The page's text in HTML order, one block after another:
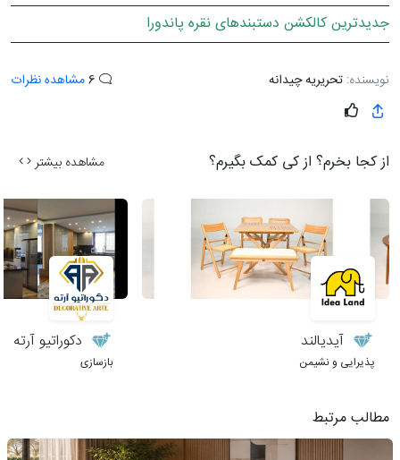
جدیدترین کالکشن دستبندهای نقره پاندورا
نویسنده: تحریریه چیدانه مشاهده نظرات
از کجا بخرم؟ از کی کمک بگیرم؟ مشاهده بیشتر
آیدیالند
پذیرایی و نشیمن
دکوراتیو آرته
بازسازی
مطالب مرتبط